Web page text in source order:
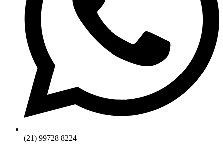
(21) 99728 8224